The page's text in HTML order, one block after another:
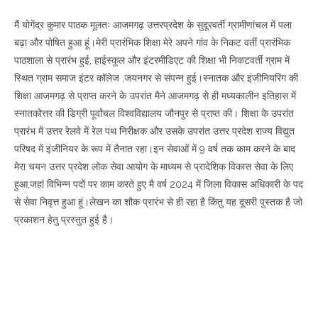
मैं योगेंद्र कुमार पाठक मूलतः आजमगढ़ उत्तरप्रदेश के सुदूरवर्ती ग्रामीणांचल में पला
बढ़ा और पोषित हुआ हूं।मेरी प्रारंभिक शिक्षा मेरे अपने गांव के निकट वर्ती प्रारंभिक
पाठशाला से प्रारंभ हुई, हाईस्कूल और इंटरमीडिएट की शिक्षा भी निकटवर्ती ग्राम में
स्थित ग्राम समाज इंटर कॉलेज ,जयनगर से संपन्न हुई।स्नातक और इंजीनियरिंग की
शिक्षा आजमगढ़ से प्राप्त करने के उपरांत मैने आजमगढ़ से ही मध्यकालीन इतिहास में
स्नातकोत्तर की डिग्री पूर्वांचल विश्वविद्यालय जौनपुर से प्राप्त की। शिक्षा के उपरांत
प्रारंभ में उत्तर रेलवे में रेल पथ निरीक्षक और उसके उपरांत उत्तर प्रदेश राज्य विद्युत
परिषद में इंजीनियर के रूप में तैनात रहा।इन सेवाओं में 9 वर्ष तक काम करने के बाद
मेरा चयन उत्तर प्रदेश लोक सेवा आयोग के माध्यम से प्रादेशिक विकास सेवा के लिए
हुआ,जहां विभिन्न पदों पर काम करते हुए मै वर्ष 2024 में जिला विकास अधिकारी के पद
से सेवा निवृत्त हुआ हूं।लेखन का शौक प्रारंभ से ही रहा है किंतु यह दूसरी पुस्तक है जो
प्रकाशन हेतु प्रस्तुत हुई है।